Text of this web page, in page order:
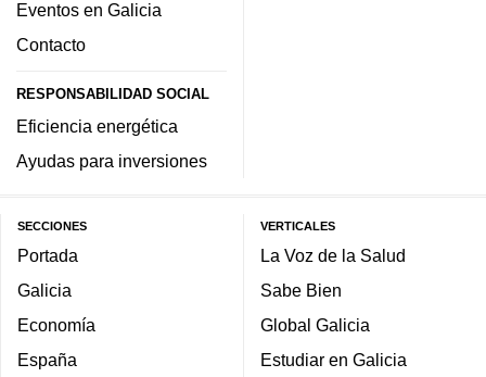
Eventos en Galicia
Contacto
RESPONSABILIDAD SOCIAL
Eficiencia energética
Ayudas para inversiones
SECCIONES
Portada
Galicia
Economía
España
VERTICALES
La Voz de la Salud
Sabe Bien
Global Galicia
Estudiar en Galicia